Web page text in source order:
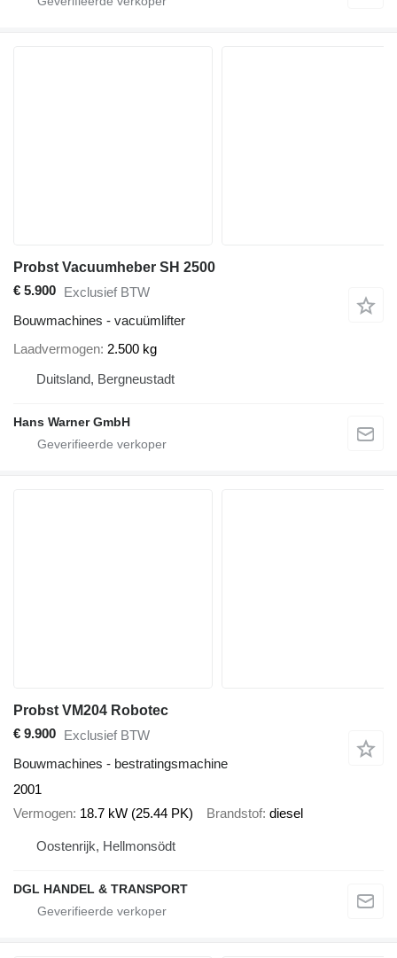
Probst Vacuumheber SH 2500
€ 5.900 Exclusief BTW
Bouwmachines - vacuümlifter
Laadvermogen 2.500 kg
Duitsland, Bergneustadt
Hans Warner GmbH
Probst VM204 Robotec
€ 9.900 Exclusief BTW
Bouwmachines - bestratingsmachine
2001
Vermogen 18.7 kW (25.44 PK) Brandstof diesel
Oostenrijk, Hellmonsödt
DGL HANDEL & TRANSPORT